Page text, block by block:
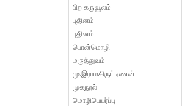
பிற கருவூலம்
புதினம்
புதினம்
பொன்மொழி
மருத்துவம்
மு.இராமகிருட்டிணன்
முகநூல்
மொழிபெயர்ப்பு